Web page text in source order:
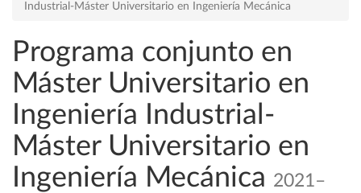
Industrial-Máster Universitario en Ingeniería Mecánica
Programa conjunto en
Máster Universitario en
Ingeniería Industrial-
Máster Universitario en
Ingeniería Mecánica 2021–